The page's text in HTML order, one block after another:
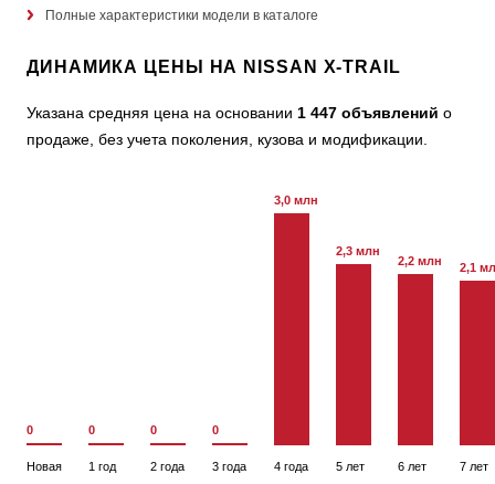
Полные характеристики модели в каталоге
ДИНАМИКА ЦЕНЫ НА NISSAN X-TRAIL
Указана средняя цена на основании 1 447 объявлений о
продаже, без учета поколения, кузова и модификации.
0
Новая
0
1 год
0
2 года
0
3 года
3,0 млн
4 года
2,3 млн
5 лет
2,2 млн
6 лет
2,1
7 лет